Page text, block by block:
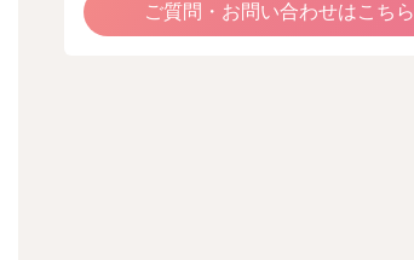
ご質問・お問い合わせはこちら